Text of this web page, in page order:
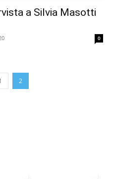
a Silvia Masotti
0
2